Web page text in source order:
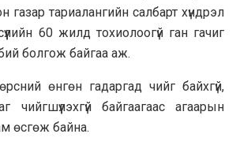
газар тариалангийн салбарт хүндрэл
60 жилд тохиолоогүй ган гачиг
болгож байгаа аж.
өнгөн гадаргад чийг байхгүй,
байгаагаас агаарын
өсгөж байна.